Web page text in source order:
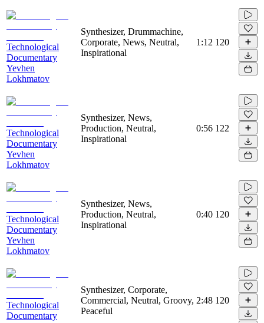
Technological
Documentary
Yevhen
Lokhmatov
Synthesizer, Drummachine,
Corporate, News, Neutral,
Inspirational
1:12 120
Technological
Documentary
Yevhen
Lokhmatov
Synthesizer, News,
Production, Neutral,
Inspirational
0:56 122
Technological
Documentary
Yevhen
Lokhmatov
Synthesizer, News,
Production, Neutral,
Inspirational
0:40 120
Technological
Documentary
Synthesizer, Corporate,
Commercial, Neutral, Groovy,
Peaceful
2:48 120